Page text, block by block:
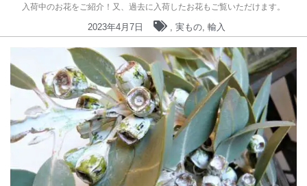
入荷中のお花をご紹介！又、過去に入荷したお花もご覧いただけます。
2023年4月7日 , 実もの, 輸入